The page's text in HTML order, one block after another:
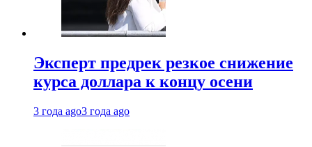
Эксперт предрек резкое снижение
курса доллара к концу осени
3 года ago3 года ago